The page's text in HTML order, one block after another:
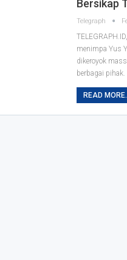
Bersikap
Telegraph
menimpa Yus
dikeroyok
berbagai
READ